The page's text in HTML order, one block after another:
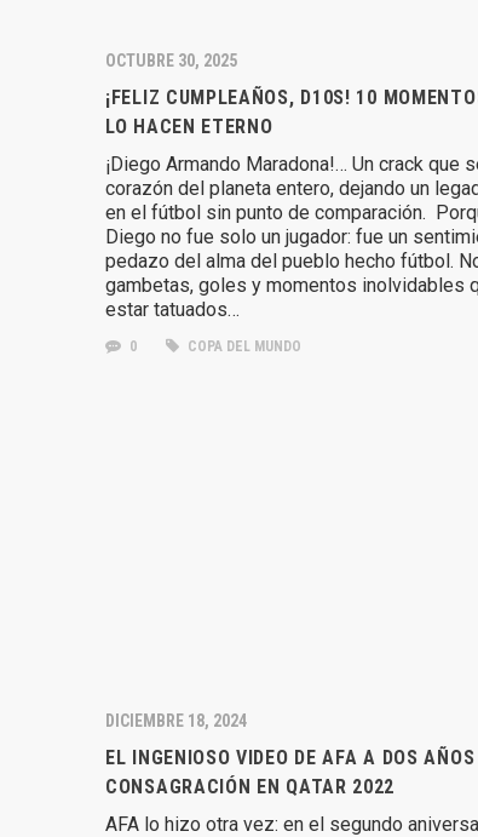
OCTUBRE 30, 2025
¡FELIZ CUMPLEAÑOS, D10S! 10
LO HACEN ETERNO
¡Diego Armando Maradona!… Un crack que
corazón del planeta entero, dejando un
en el fútbol sin punto de comparación.
Diego no fue solo un jugador: fue un
pedazo del alma del pueblo hecho fútbol.
gambetas, goles y momentos inolvidables
estar tatuados…
0 COPA DEL MUNDO
DICIEMBRE 18, 2024
EL INGENIOSO VIDEO DE AFA A DOS
CONSAGRACIÓN EN QATAR 2022
AFA lo hizo otra vez: en el segundo